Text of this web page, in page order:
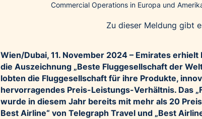
Commercial Operations in Europa und
Zu dieser Meldung gibt
Wien/Dubai, 11. November 2024 – Emirates erhielt
die Auszeichnung „Beste Fluggesellschaft der
lobten die Fluggesellschaft für ihre Produkte,
hervorragendes Preis-Leistungs-Verhältnis. Das
wurde in diesem Jahr bereits mit mehr als 20
Best Airline“ von Telegraph Travel und „Best